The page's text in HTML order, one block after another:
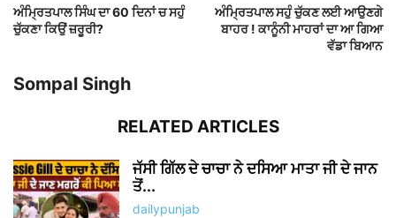
ਅੰਮ੍ਰਿਤਪਾਲ ਸਿੰਘ ਦਾ 60 ਦਿਨਾਂ ਚ ਸਹੁੰ
ਚੁੱਕਣਾ ਕਿਉਂ ਜ਼ਰੂਰੀ?
ਅੰਮ੍ਰਿਤਪਾਲ ਸਹੁੰ ਚੁੱਕਣ ਲਈ ਆਉਣਗੇ
ਬਾਹਰ ! ਕਾਨੂੰਨੀ ਮਾਹਰਾਂ ਦਾ ਆ ਗਿਆ
ਵੱਡਾ ਬਿਆਨ
Sompal Singh
RELATED ARTICLES
ਜੱਸੀ ਗਿੱਲ ਦੇ ਚਾਚਾ ਨੇ ਦਸਿਆ ਮਾਤਾ ਜੀ ਦੇ ਜਾਨ
ਤੋਂ...
dailypunjab